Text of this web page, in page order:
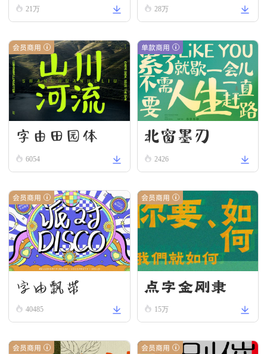
21万
W28万
会员商用
字由田园体
6054
单款商用
北窗墨刃
2426
会员商用
字由飘带
40485
会员商用
点字金刚隶
15万
会员商用 会员商用